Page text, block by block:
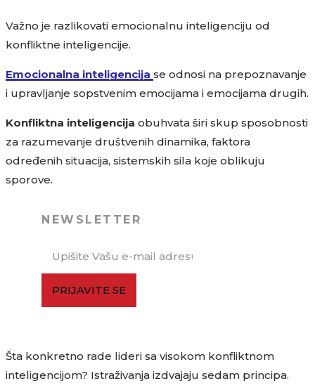
Važno je razlikovati emocionalnu inteligenciju od
konfliktne inteligencije.
Emocionalna inteligencija se odnosi na prepoznavanje
i upravljanje sopstvenim emocijama i emocijama drugih.
Konfliktna inteligencija obuhvata širi skup sposobnosti
za razumevanje društvenih dinamika, faktora
određenih situacija, sistemskih sila koje oblikuju
sporove.
NEWSLETTER
PRIJAVITE SE
Šta konkretno rade lideri sa visokom konfliktnom
inteligencijom? Istraživanja izdvajaju sedam principa.